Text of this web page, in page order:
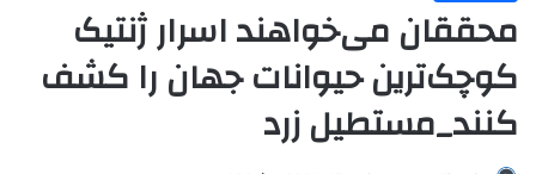
محققان می‌خواهند اسرار ژنتیک
کوچک‌ترین حیوانات جهان را کشف
کنند_مستطیل زرد